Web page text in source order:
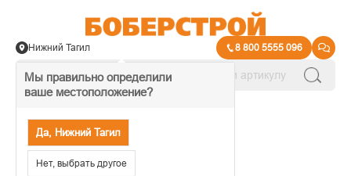
Мы правильно определили
ваше местоположение?
Да, Нижний Тагил
Нет, выбрать другое
Нижний Тагил 8 800 5555 096
Сумки, пояса